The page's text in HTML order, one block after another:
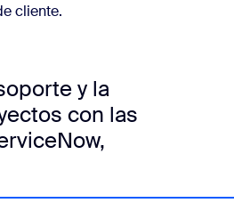
cliente.
y la
con las